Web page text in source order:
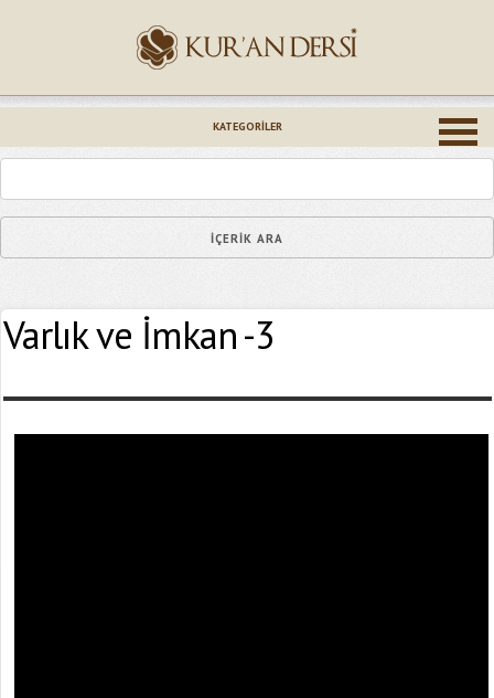
KATEGORILER
Varlık ve İmkan -3
Epostanız (*)
Yaşadığınız Hatanın Ayrıntıları